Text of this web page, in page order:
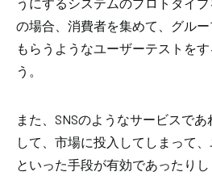
うにするシステムのプロトタイ
の場合、消費者を集めて、グル
もらうようなユーザーテストを
う。
また、SNSのようなサービスで
して、市場に投入してしまって
といった手段が有効であったりし